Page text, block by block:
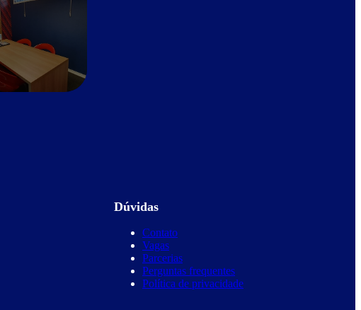
Dúvidas
Contato
Vagas
Parcerias
Perguntas frequentes
Política de privacidade